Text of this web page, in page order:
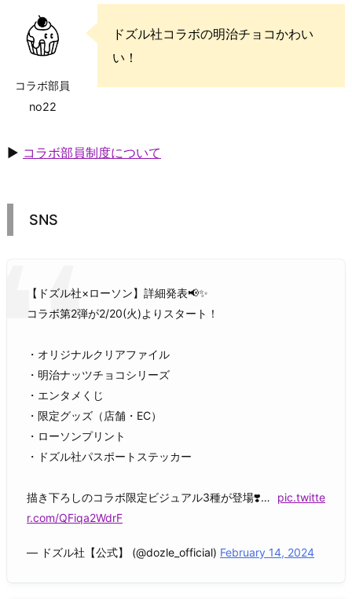
コラボ部員
no22
ドズル社コラボの明治チョコかわい
い！
▶ コラボ部員制度について
SNS
【ドズル社×ローソン】詳細発表📢✨
コラボ第2弾が2/20(火)よりスタート！
・オリジナルクリアファイル
・明治ナッツチョコシリーズ
・エンタメくじ
・限定グッズ（店舗・EC）
・ローソンプリント
・ドズル社パスポートステッカー
描き下ろしのコラボ限定ビジュアル3種が登場❣️…
pic.twitte
r.com/QFiqa2WdrF
— ドズル社【公式】 (@dozle_official) February 14, 2024